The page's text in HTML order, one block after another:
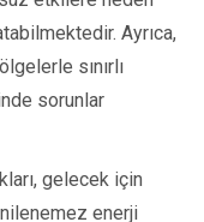
Ayrıca,
sınırlı
sorunlar
gelecek için
enerji